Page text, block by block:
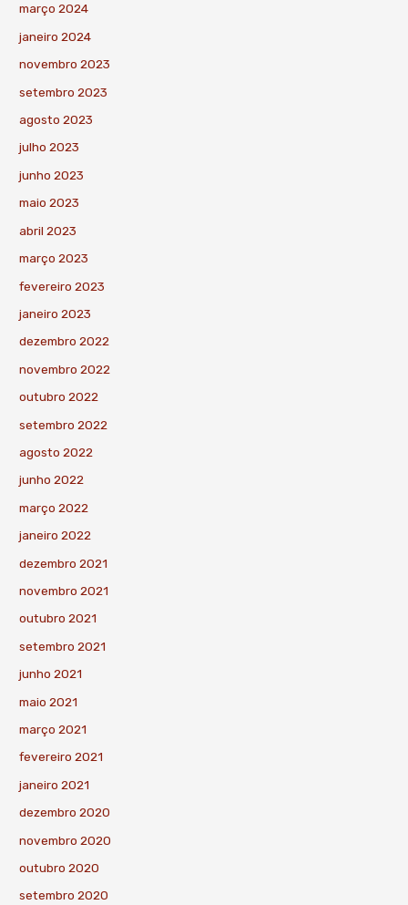
março 2024
janeiro 2024
novembro 2023
setembro 2023
agosto 2023
julho 2023
junho 2023
maio 2023
abril 2023
março 2023
fevereiro 2023
janeiro 2023
dezembro 2022
novembro 2022
outubro 2022
setembro 2022
agosto 2022
junho 2022
março 2022
janeiro 2022
dezembro 2021
novembro 2021
outubro 2021
setembro 2021
junho 2021
maio 2021
março 2021
fevereiro 2021
janeiro 2021
dezembro 2020
novembro 2020
outubro 2020
setembro 2020